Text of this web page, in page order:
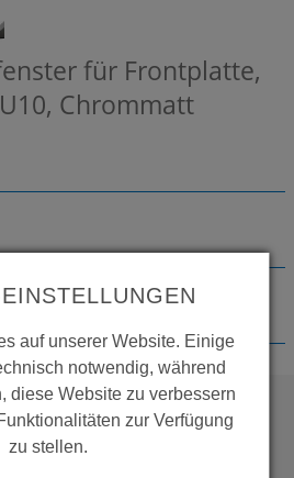
für Frontplatte,
Chrommatt
SIE MEHR
auf unserer Website. Einige
notwendig, während
diese Website zu verbessern
zur Verfügung
zu stellen.